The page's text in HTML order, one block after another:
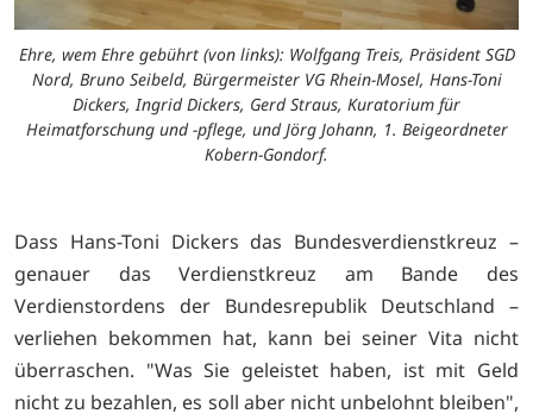
Ehre, wem Ehre gebührt (von links): Wolfgang Treis, Präsident SGD
Nord, Bruno Seibeld, Bürgermeister VG Rhein-Mosel, Hans-Toni
Dickers, Ingrid Dickers, Gerd Straus, Kuratorium für
Heimatforschung und -pflege, und Jörg Johann, 1. Beigeordneter
Kobern-Gondorf.
Dass Hans-Toni Dickers das Bundesverdienstkreuz –
genauer das Verdienstkreuz am Bande des
Verdienstordens der Bundesrepublik Deutschland –
verliehen bekommen hat, kann bei seiner Vita nicht
überraschen. "Was Sie geleistet haben, ist mit Geld
nicht zu bezahlen, es soll aber nicht unbelohnt bleiben",